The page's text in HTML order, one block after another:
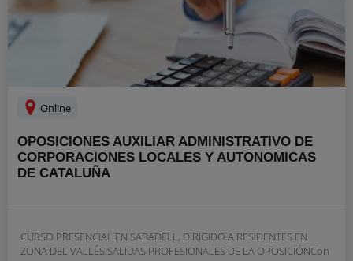
Online
OPOSICIONES AUXILIAR ADMINISTRATIVO DE
CORPORACIONES LOCALES Y AUTONOMICAS
DE CATALUÑA
CURSO PRESENCIAL EN SABADELL, DIRIGIDO A RESIDENTES EN
ZONA DEL VALLÉS.SALIDAS PROFESIONALES DE LA OPOSICIÓNCon